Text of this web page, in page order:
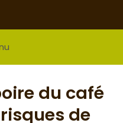
du café
de